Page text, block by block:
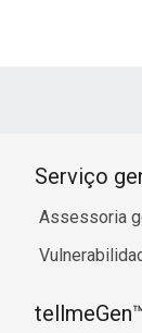
Serviço
Assessoria